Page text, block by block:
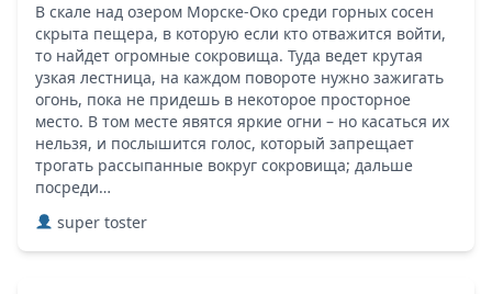
В скале над озером Морске-Око среди горных сосен
скрыта пещера, в которую если кто отважится войти,
то найдет огромные сокровища. Туда ведет крутая
узкая лестница, на каждом повороте нужно зажигать
огонь, пока не придешь в некоторое просторное
место. В том месте явятся яркие огни – но касаться их
нельзя, и послышится голос, который запрещает
трогать рассыпанные вокруг сокровища; дальше
посреди…
super toster